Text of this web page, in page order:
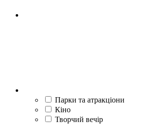
Парки та атракціони
Кіно
Творчий вечір